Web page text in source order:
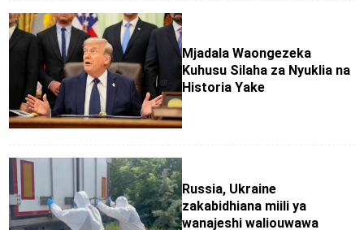
Mjadala Waongezeka
Kuhusu Silaha za Nyuklia na
Historia Yake
Russia, Ukraine
zakabidhiana miili ya
wanajeshi waliouwawa